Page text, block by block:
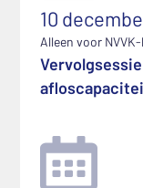
10
Alleen voor